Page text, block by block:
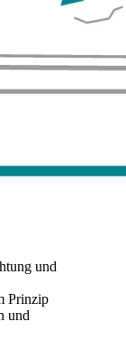
und
Prinzip
und